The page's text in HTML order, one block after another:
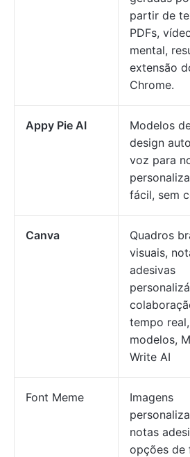
partir de
PDFs,
mental,
extensão
Chrome.
Appy Pie AI
Modelos
design
voz para
fácil, sem
Canva
Quadros
visuais,
adesivas
tempo real,
modelos,
Write AI
Font Meme
Imagens
notas
opções de